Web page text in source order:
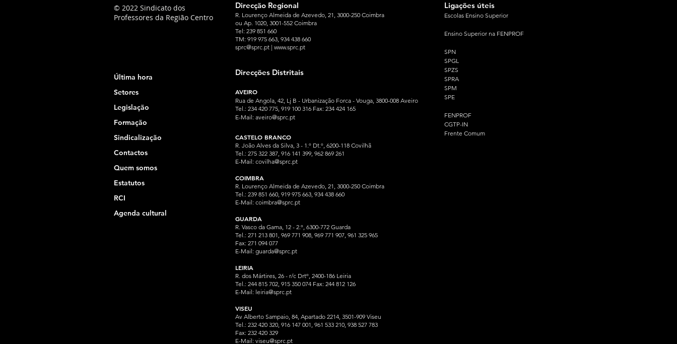
© 2022 Sindicato dos
Professores da Região Centro
Direcção Regional
R. Lourenço Almeida de Azevedo, 21, 3000-250 Coimbra
ou Ap. 1020, 3001-552 Coimbra
Tel: 239 851 660
TM: 919 975 663, 934 438 660
sprc@sprc.pt | www.sprc.pt
Última hora
Setores
Legislação
Formação
Sindicalização
Contactos
Quem somos
Estatutos
RCI
Agenda cultural
Direcções Distritais
AVEIRO
Rua de Angola, 42, Lj B - Urbanização Forca - Vouga, 3800-008 Aveiro
Tel.: 234 420 775, 919 100 316 Fax: 234 424 165
E-Mail: aveiro@sprc.pt
CASTELO BRANCO
R. João Alves da Silva, 3 - 1.º Dt.º, 6200-118 Covilhã
Tel.: 275 322 387, 916 141 399, 962 869 261
E-Mail: covilha@sprc.pt
COIMBRA
R. Lourenço Almeida de Azevedo, 21, 3000-250 Coimbra
Tel.: 239 851 660, 919 975 663, 934 438 660
E-Mail: coimbra@sprc.pt
GUARDA
R. Vasco da Gama, 12 - 2.º, 6300-772 Guarda
Tel.: 271 213 801, 969 771 908, 969 771 907, 961 325 965
Fax: 271 094 077
E-Mail: guarda@sprc.pt
LEIRIA
R. dos Mártires, 26 - r/c Drtº, 2400-186 Leiria
Tel.: 244 815 702, 915 350 074 Fax: 244 812 126
E-Mail: leiria@sprc.pt
VISEU
Av Alberto Sampaio, 84, Apartado 2214, 3501-909 Viseu
Tel.: 232 420 320, 916 147 001, 961 533 210, 938 527 783
Fax: 232 420 329
E-Mail: viseu@sprc.pt
Ligações úteis
Escolas Ensino Superior
Ensino Superior na FENPROF
SPN
SPGL
SPZS
SPRA
SPM
SPE
FENPROF
CGTP-IN
Frente Comum